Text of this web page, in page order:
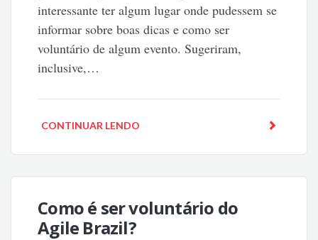
interessante ter algum lugar onde pudessem se
informar sobre boas dicas e como ser
voluntário de algum evento. Sugeriram,
inclusive,…
CONTINUAR LENDO
Como é ser voluntário do
Agile Brazil?